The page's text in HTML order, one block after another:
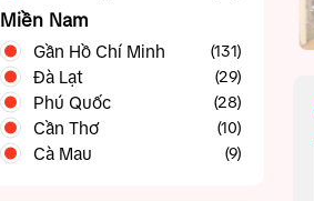
Miền Nam
Gần Hồ Chí Minh (131)
Phan Thiết Mũi Né (42)
Tây Ninh (5)
Vũng Tàu (39)
Đà Lạt (29)
Phú Quốc (28)
Cần Thơ (10)
Cà Mau (9)